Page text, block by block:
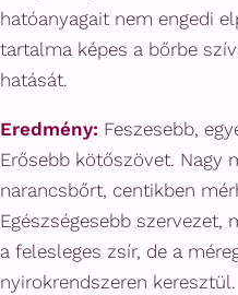
hatóanyagait nem engedi
tartalma képes a bőrbe
hatását.
Eredmény: Feszesebb,
Erősebb kötőszövet. Nagy
narancsbőrt, centikben
Egészségesebb szervezet,
a felesleges zsír, de a
nyirokrendszeren keresztül.